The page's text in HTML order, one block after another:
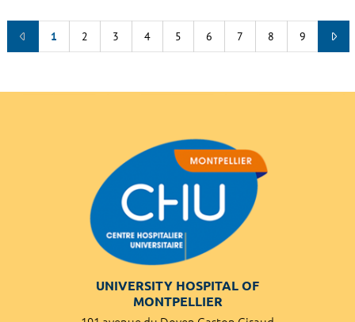
1 2 3 4 5 6 7 8 9
UNIVERSITY HOSPITAL OF
MONTPELLIER